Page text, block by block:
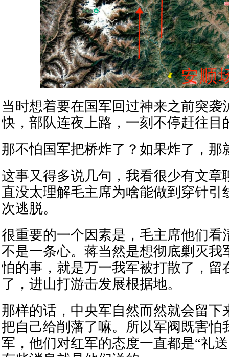
当时想着要在国军回过神来之前突袭
快，部队连夜上路，一刻不停赶往目
那不怕国军把桥炸了？如果炸了，那
这事又得多说几句，我看很少有文章
直没太理解毛主席为啥能做到穿针引
次逃脱。
很重要的一个因素是，毛主席他们看
不是一条心。蒋当然是想彻底剿灭我
怕的事，就是万一我军被打散了，留
了，进山打游击发展根据地。
那样的话，中央军自然而然就会留下
把自己给削藩了嘛。所以军阀既害怕
军，他们对红军的态度一直都是“礼